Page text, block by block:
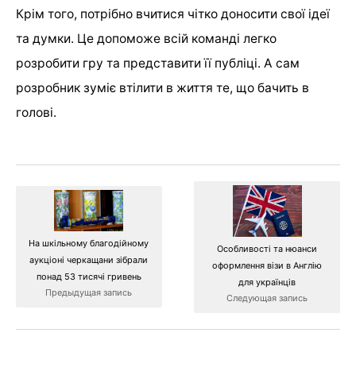
Крім того, потрібно вчитися чітко доносити свої ідеї
та думки. Це допоможе всій команді легко
розробити гру та представити її публіці. А сам
розробник зуміє втілити в життя те, що бачить в
голові.
На шкільному благодійному
аукціоні черкащани зібрали
понад 53 тисячі гривень
Предыдущая запись
Особливості та нюанси
оформлення візи в Англію
для українців
Следующая запись